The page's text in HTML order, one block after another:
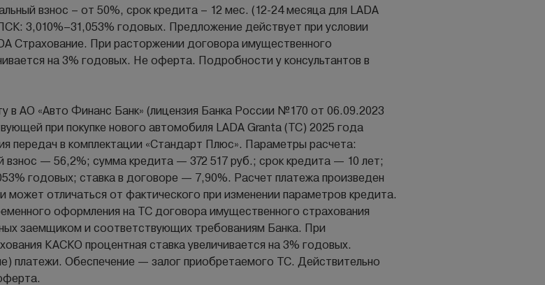
взнос – от 50%, срок кредита – 12 мес. (12-24 месяца для LADA
3,010%–31,053% годовых. Предложение действует при условии
Страхование. При расторжении договора имущественного
на 3% годовых. Не оферта. Подробности у консультантов в
в АО «Авто Финанс Банк» (лицензия Банка России №170 от 06.09.2023
при покупке нового автомобиля LADA Granta (ТС) 2025 года
передач в комплектации «Стандарт Плюс». Параметры расчета:
— 56,2%; сумма кредита — 372 517 руб.; срок кредита — 10 лет;
годовых; ставка в договоре — 7,90%. Расчет платежа произведен
может отличаться от фактического при изменении параметров кредита.
оформления на ТС договора имущественного страхования
заемщиком и соответствующих требованиям Банка. При
КАСКО процентная ставка увеличивается на 3% годовых.
платежи. Обеспечение — залог приобретаемого ТС. Действительно